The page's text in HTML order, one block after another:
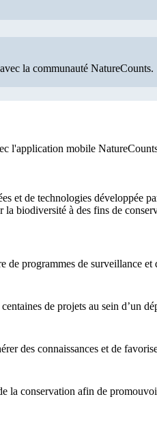
la communauté NatureCounts.
l'application mobile
et de technologies développée
la biodiversité à des fins de
de programmes de surveillance et
de projets au sein d’un
des connaissances et de
la conservation afin de